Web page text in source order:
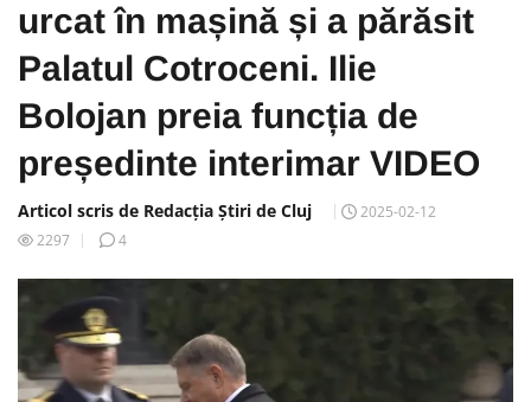
urcat în mașină și a părăsit
Palatul Cotroceni. Ilie
Bolojan preia funcția de
președinte interimar VIDEO
Articol scris de Redacția Știri de Cluj
2025-02-12
2297
4